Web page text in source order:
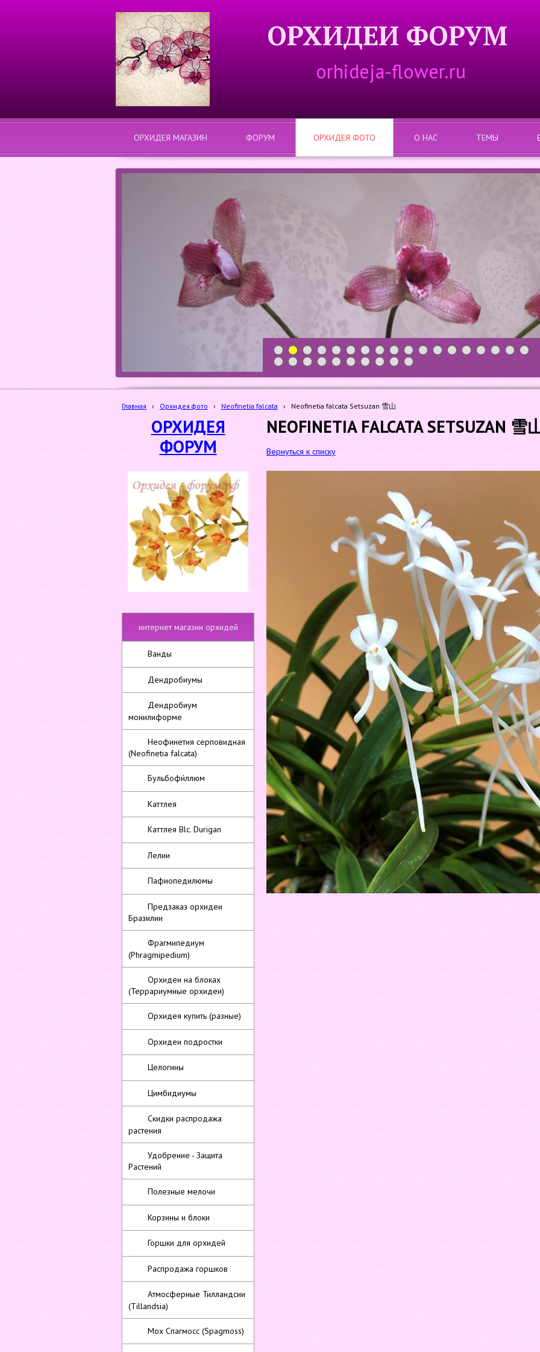
ОРХИДЕИ ФОРУМ
orhideja-flower.ru
ОРХИДЕЯ МАГАЗИН ФОРУМ ОРХИДЕЯ ФОТО О НАС ТЕМЫ
1 2 3 4 5 6 7 8 9 10 11 12 13 14 15 16 17 18
19 20 21 22 23 24 25 26 27 28
Главная › Орхидея фото › Neofinetia falcata › Neofinetia falcata Setsuzan 雪山
ОРХИДЕЯ
ФОРУМ
интернет магазин орхидей
Ванды
Дендробиумы
Дендробиум
монилиформе
Неофинетия серповидная
(Neofinetia falcata)
Бульбофи́ллюм
Каттлея
Каттлея Blc. Durigan
Лелии
Пафиопедилюмы
Предзаказ орхидеи
Бразилии
Фрагмипедиум
(Phragmipedium)
Орхидеи на блоках
(Террариумные орхидеи)
Орхидея купить (разные)
Орхидеи подростки
Целогины
Цимбидиумы
Скидки распродажа
растения
Удобрение - Защита
Растений
Полезные мелочи
Корзины и блоки
Горшки для орхидей
Распродажа горшков
Атмосферные Тилландсии
(Tillandsia)
Мох Спагмосс (Spagmoss)
NEOFINETIA FALCATA SETSUZAN 雪
Вернуться к списку